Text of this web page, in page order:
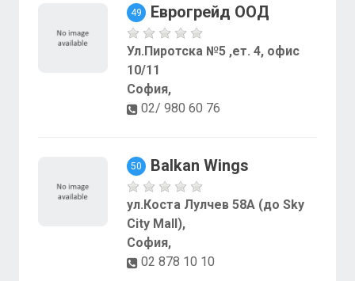
49 Еврогрейд ООД
Ул.Пиротска №5 ,ет. 4, офис
10/11
София,
02/ 980 60 76
50 Balkan Wings
ул.Коста Лулчев 58А (до Sky
City Mall),
София,
02 878 10 10